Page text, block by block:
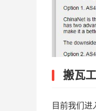
搬瓦
目前我们